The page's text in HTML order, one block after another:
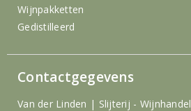
Wijnpakketten
Gedistilleerd
Contactgegevens
Van der Linden | Slijterij - Wijnhandel